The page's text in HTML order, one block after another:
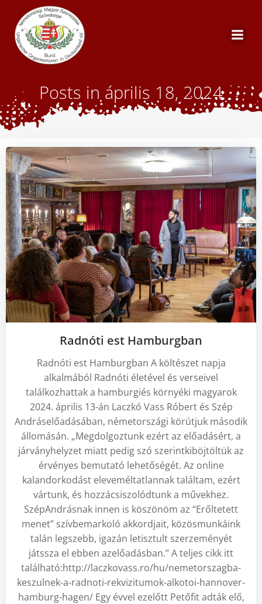
Posts in április 18, 2024
Radnóti est Hamburgban
Radnóti est Hamburgban A költészet napja
alkalmából Radnóti életével és verseivel
találkozhattak a hamburgiés környéki magyarok
2024. április 13-án Laczkó Vass Róbert és Szép
Andráselőadásában, németországi körútjuk második
állomásán. „Megdolgoztunk ezért az előadásért, a
járványhelyzet miatt pedig szó szerintkiböjtöltük az
érvényes bemutató lehetőségét. Az online
kalandorkodást eleveméltatlannak találtam, ezért
vártunk, és hozzácsiszolódtunk a művekhez.
SzépAndrásnak innen is köszönöm az “Erőltetett
menet” szívbemarkoló akkordjait, közösmunkáink
talán legszebb, igazán letisztult szerzeményét
játssza el ebben azelőadásban.’’ A teljes cikk itt
található:http://laczkovass.ro/hu/nemetorszagba-
keszulnek-a-radnoti-rekvizitumok-alkotoi-hannover-
hamburg-hagen/ Egy évvel ezelőtt Petőfit adták elő,